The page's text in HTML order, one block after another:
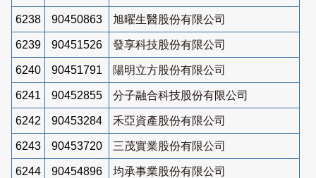
6238 90450863 旭曜生醫股份有限公司
6239 90451526 發享科技股份有限公司
6240 90451791 陽明立方股份有限公司
6241 90452855 分子融合科技股份有限公司
6242 90453284 禾亞資產股份有限公司
6243 90453720 三茂實業股份有限公司
6244 90454896 均承事業股份有限公司